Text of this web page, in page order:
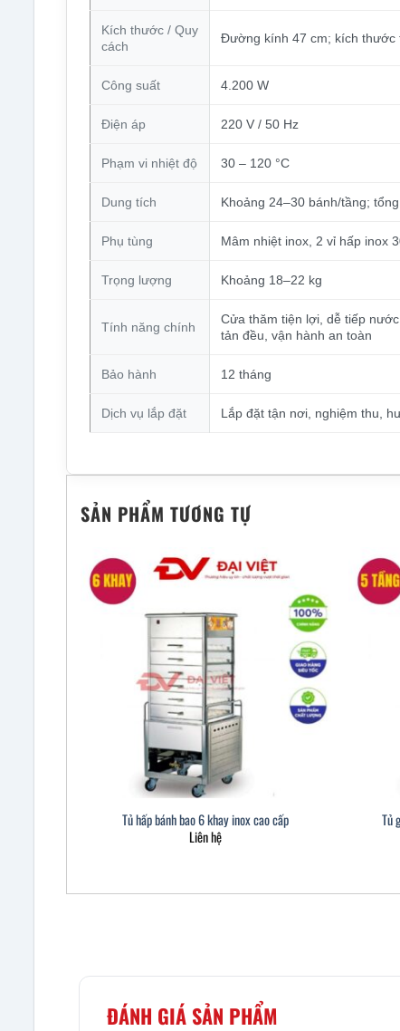
Kích thước / Quy
cách
Đường kính 47 cm; kích thước
Công suất 4.200 W
Điện áp 220 V / 50 Hz
Phạm vi nhiệt độ 30 – 120 °C
Dung tích Khoảng 24–30 bánh/tầng;
Phụ tùng Mâm nhiệt inox, 2 vỉ hấp inox
Trọng lượng Khoảng 18–22 kg
Tính năng chính
Cửa thăm tiện lợi, dễ tiếp
tản đều, vận hành an toàn
Bảo hành 12 tháng
Dịch vụ lắp đặt Lắp đặt tận nơi, nghiệm thu,
SẢN PHẨM TƯƠNG TỰ
Tủ hấp bánh bao 6 khay inox cao cấp
Liên hệ
Tủ
ĐÁNH GIÁ SẢN PHẨM